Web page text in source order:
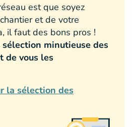
est que soyez
et de votre
il faut des bons pros !
minutieuse des
de vous les
la sélection des